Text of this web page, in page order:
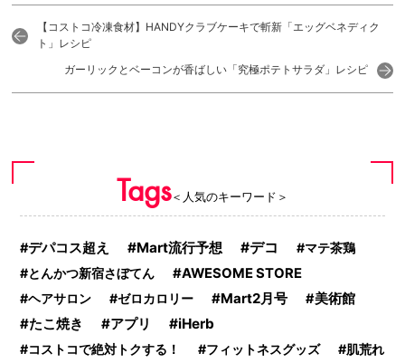
【コストコ冷凍食材】HANDYクラブケーキで斬新「エッグベネディク
ト」レシピ
ガーリックとベーコンが香ばしい「究極ポテトサラダ」レシピ
Tags＜人気のキーワード＞
デパコス超え Mart流行予想 デコ
マテ茶鶏
とんかつ新宿さぼてん
AWESOME STORE
ヘアサロン ゼロカロリー Mart2月号
美術館
たこ焼き
アプリ iHerb
コストコで絶対トクする！ フィットネスグッズ 肌荒れ